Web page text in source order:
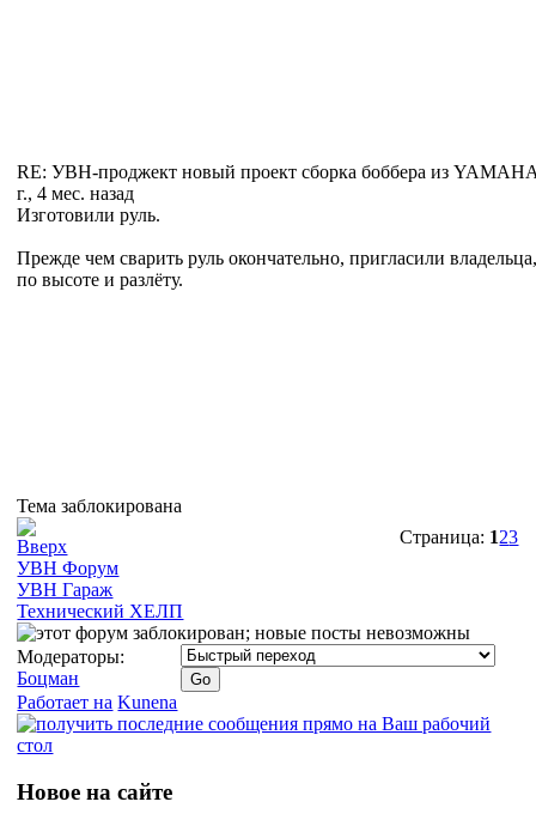
RE: УВН-проджект новый проект сборка боббера из
г., 4 мес. назад
Изготовили руль.
Прежде чем сварить руль окончательно, пригласили
по высоте и разлёту.
Тема заблокирована
Страница: 123
УВН Форум
УВН Гараж
Технический ХЕЛП
Модераторы:
Боцман
Работает на Kunena
Новое на сайте